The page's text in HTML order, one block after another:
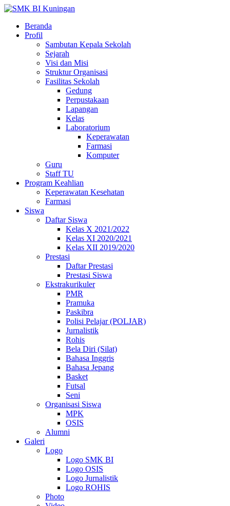
Beranda
Profil
Sambutan Kepala Sekolah
Sejarah
Visi dan Misi
Struktur Organisasi
Fasilitas Sekolah
Gedung
Perpustakaan
Lapangan
Kelas
Laboratorium
Keperawatan
Farmasi
Komputer
Guru
Staff TU
Program Keahlian
Keperawatan Kesehatan
Farmasi
Siswa
Daftar Siswa
Kelas X 2021/2022
Kelas XI 2020/2021
Kelas XII 2019/2020
Prestasi
Daftar Prestasi
Prestasi Siswa
Ekstrakurikuler
PMR
Pramuka
Paskibra
Polisi Pelajar (POLJAR)
Jurnalistik
Rohis
Bela Diri (Silat)
Bahasa Inggris
Bahasa Jepang
Basket
Futsal
Seni
Organisasi Siswa
MPK
OSIS
Alumni
Galeri
Logo
Logo SMK BI
Logo OSIS
Logo Jurnalistik
Logo ROHIS
Photo